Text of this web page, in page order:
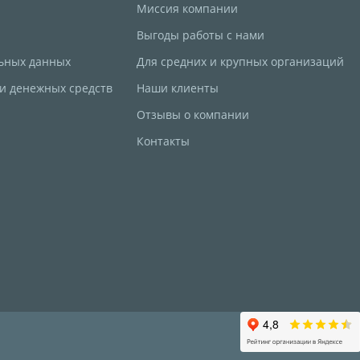
данных
денежных средств
Миссия компании
Выгоды работы с нами
Для средних и крупных организаций
Наши клиенты
Отзывы о компании
Контакты